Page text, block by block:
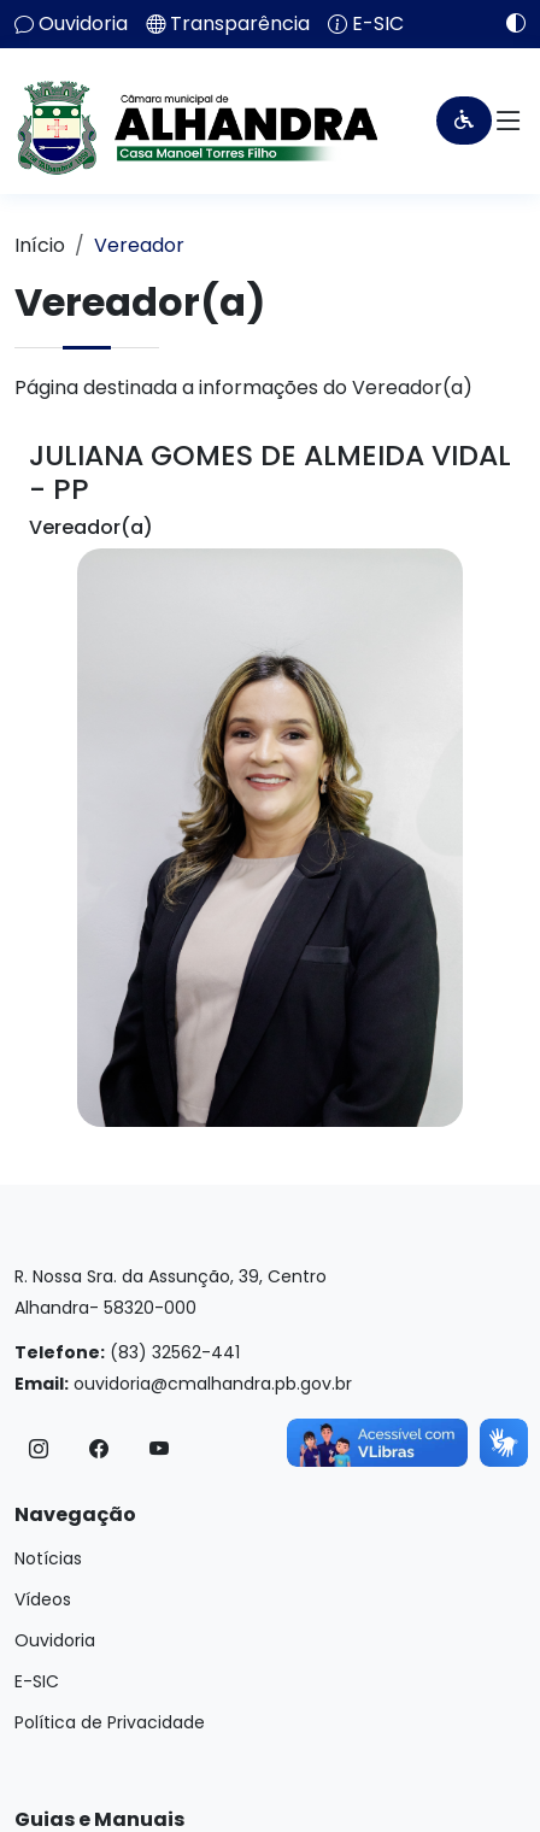
Ouvidoria Transparência E-SIC
Início Vereador
Vereador(a)
Página destinada a informações do Vereador(a)
JULIANA GOMES DE ALMEIDA VIDAL
- PP
Vereador(a)
R. Nossa Sra. da Assunção, 39, Centro
Alhandra- 58320-000
Telefone: (83) 32562-441
Email: ouvidoria@cmalhandra.pb.gov.br
Navegação
Notícias
Vídeos
Ouvidoria
E-SIC
Política de Privacidade
Guias e Manuais